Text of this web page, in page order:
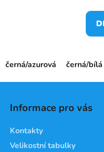
černá/azurová černá/bílá
Informace pro vás
Kontakty
Velikostní tabulky